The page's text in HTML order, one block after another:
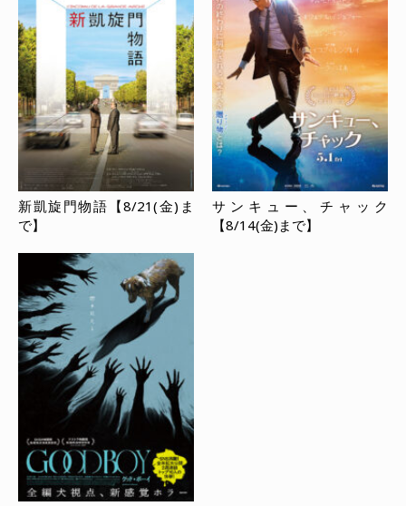
新凱旋門物語【8/21(金)ま
で】
サンキュー、チャック
【8/14(金)まで】